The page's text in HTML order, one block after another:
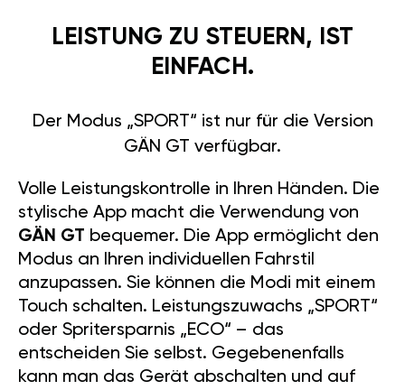
LEISTUNG ZU STEUERN, IST
EINFACH.
Der Modus „SPORT“ ist nur für die Version
GÄN GT verfügbar.
Volle Leistungskontrolle in Ihren Händen. Die
stylische App macht die Verwendung von
GÄN GT bequemer. Die App ermöglicht den
Modus an Ihren individuellen Fahrstil
anzupassen. Sie können die Modi mit einem
Touch schalten. Leistungszuwachs „SPORT“
oder Spritersparnis „ECO“ – das
entscheiden Sie selbst. Gegebenenfalls
kann man das Gerät abschalten und auf